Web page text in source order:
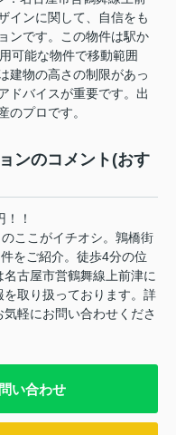
インに関して、自信をも
ンです。この物件は駅か
可能な物件で移動範囲
建物の高さの制限があっ
ドバイスが重要です。出
のプロです。
ンのコメント(おす
！
のここがイチオシ。鶉橋街
をご紹介。徒歩4分の位
古屋市営鶴舞線上前津に
取り扱っております。詳
軽にお問い合わせくださ
い合わせ